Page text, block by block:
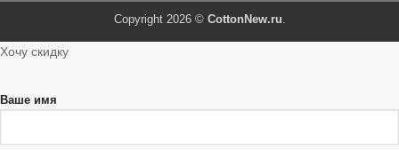
Copyright 2026 © CottonNew.ru.
Хочу скидку
Ваше имя